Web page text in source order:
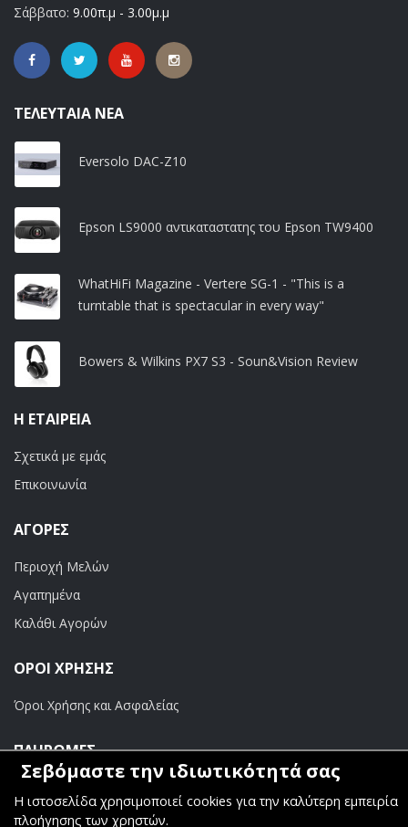
Σάββατο: 9.00π.μ - 3.00μ.μ
ΤΕΛΕΥΤΑΊΑ ΝΈΑ
Eversolo DAC-Z10
Epson LS9000 αντικαταστατης του Epson TW9400
WhatHiFi Magazine - Vertere SG-1 - "This is a
turntable that is spectacular in every way"
Bowers & Wilkins PX7 S3 - Soun&Vision Review
Η ΕΤΑΙΡΕΊΑ
Σχετικά με εμάς
Επικοινωνία
ΑΓΟΡΈΣ
Περιοχή Μελών
Αγαπημένα
Καλάθι Αγορών
ΟΡΟΙ ΧΡΗΣΗΣ
Όροι Χρήσης και Ασφαλείας
ΠΛΗΡΩΜΕΣ
Τραπεζικοί Λογαριασμοί
Σεβόμαστε την ιδιωτικότητά σας
Η ιστοσελίδα χρησιμοποιεί cookies για την καλύτερη εμπειρία
πλοήγησης των χρηστών.